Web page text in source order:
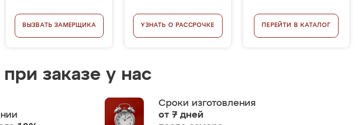
ВЫЗВАТЬ ЗАМЕРЩИКА УЗНАТЬ О РАССРОЧКЕ ПЕРЕЙТИ В КАТАЛОГ
заказе у нас
Сроки изготовления
от 7 дней